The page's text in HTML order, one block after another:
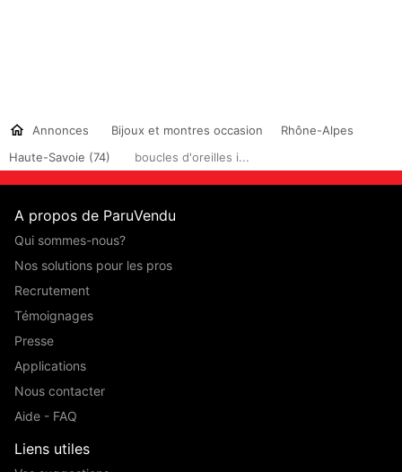
Annonces Bijoux et montres occasion
Rhône-Alpes
Haute-Savoie (74)
boucles d'oreilles i...
A propos de ParuVendu
Qui sommes-nous?
Nos solutions pour les pros
Recrutement
Témoignages
Presse
Applications
Nous contacter
Aide - FAQ
Liens utiles